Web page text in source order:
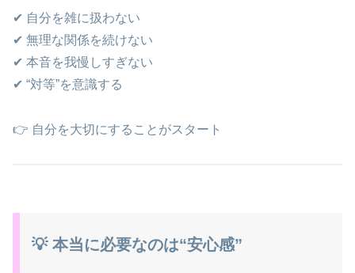
✔ 自分を雑に扱わない
✔ 無理な関係を続けない
✔ 本音を我慢しすぎない
✔ “対等”を意識する
👉 自分を大切にすることがスタート
💡 本当に必要なのは“安心感”